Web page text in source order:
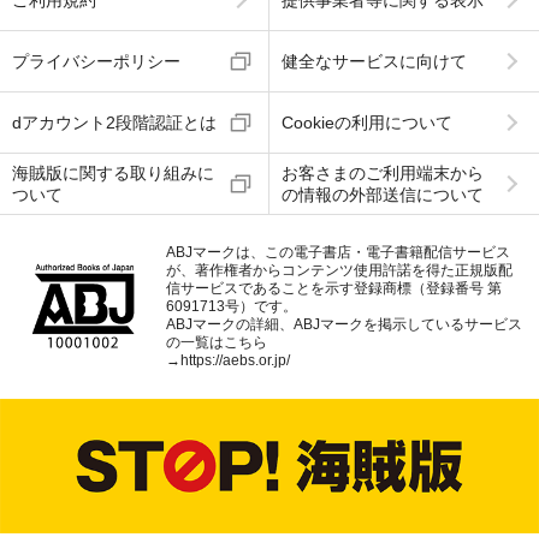
プライバシーポリシー 健全なサービスに向けて
dアカウント2段階認証とは Cookieの利用について
海賊版に関する取り組みに
ついて
お客さまのご利用端末から
の情報の外部送信について
ABJマークは、この電子書店・電子書籍配信サービス
が、著作権者からコンテンツ使用許諾を得た正規版配
信サービスであることを示す登録商標（登録番号 第
6091713号）です。
ABJマークの詳細、ABJマークを掲示しているサービス
の一覧はこちら
→https://aebs.or.jp/